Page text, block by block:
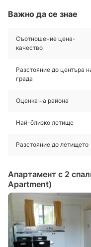
Важно да се знае
Съотношение цена-
качество
Разстояние до центъра
града
Оценка на района
Най-близко летище
Разстояние до летището
Апартамент с 2
Apartment)